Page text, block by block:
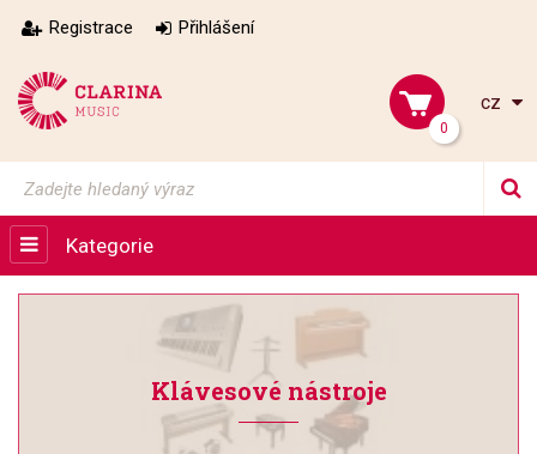
Registrace Přihlášení
0
cz
Kategorie
Klávesové nástroje